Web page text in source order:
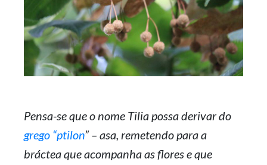
Pensa-se que o nome Tilia possa derivar do
grego “ptilon” – asa, remetendo para a
bráctea que acompanha as flores e que